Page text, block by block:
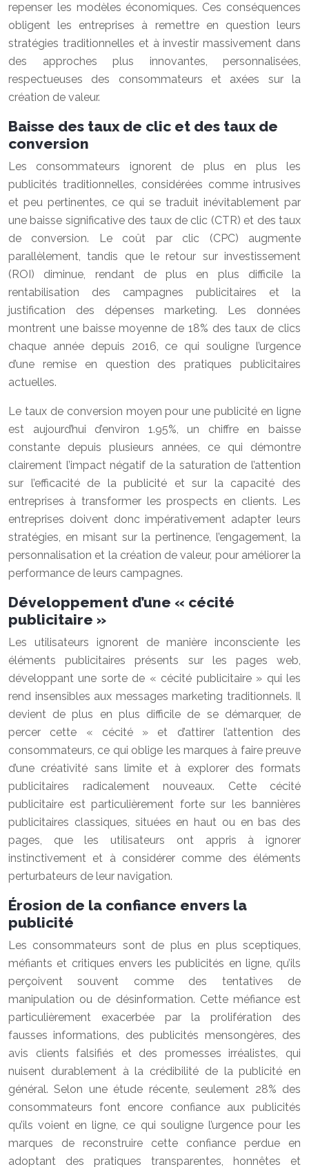
repenser les modèles économiques. Ces conséquences
obligent les entreprises à remettre en question leurs
stratégies traditionnelles et à investir massivement dans
des approches plus innovantes, personnalisées,
respectueuses des consommateurs et axées sur la
création de valeur.
Baisse des taux de clic et des taux de
conversion
Les consommateurs ignorent de plus en plus les
publicités traditionnelles, considérées comme intrusives
et peu pertinentes, ce qui se traduit inévitablement par
une baisse significative des taux de clic (CTR) et des taux
de conversion. Le coût par clic (CPC) augmente
parallèlement, tandis que le retour sur investissement
(ROI) diminue, rendant de plus en plus difficile la
rentabilisation des campagnes publicitaires et la
justification des dépenses marketing. Les données
montrent une baisse moyenne de 18% des taux de clics
chaque année depuis 2016, ce qui souligne l’urgence
d’une remise en question des pratiques publicitaires
actuelles.
Le taux de conversion moyen pour une publicité en ligne
est aujourd’hui d’environ 1.95%, un chiffre en baisse
constante depuis plusieurs années, ce qui démontre
clairement l’impact négatif de la saturation de l’attention
sur l’efficacité de la publicité et sur la capacité des
entreprises à transformer les prospects en clients. Les
entreprises doivent donc impérativement adapter leurs
stratégies, en misant sur la pertinence, l’engagement, la
personnalisation et la création de valeur, pour améliorer la
performance de leurs campagnes.
Développement d’une « cécité
publicitaire »
Les utilisateurs ignorent de manière inconsciente les
éléments publicitaires présents sur les pages web,
développant une sorte de « cécité publicitaire » qui les
rend insensibles aux messages marketing traditionnels. Il
devient de plus en plus difficile de se démarquer, de
percer cette « cécité » et d’attirer l’attention des
consommateurs, ce qui oblige les marques à faire preuve
d’une créativité sans limite et à explorer des formats
publicitaires radicalement nouveaux. Cette cécité
publicitaire est particulièrement forte sur les bannières
publicitaires classiques, situées en haut ou en bas des
pages, que les utilisateurs ont appris à ignorer
instinctivement et à considérer comme des éléments
perturbateurs de leur navigation.
Érosion de la confiance envers la
publicité
Les consommateurs sont de plus en plus sceptiques,
méfiants et critiques envers les publicités en ligne, qu’ils
perçoivent souvent comme des tentatives de
manipulation ou de désinformation. Cette méfiance est
particulièrement exacerbée par la prolifération des
fausses informations, des publicités mensongères, des
avis clients falsifiés et des promesses irréalistes, qui
nuisent durablement à la crédibilité de la publicité en
général. Selon une étude récente, seulement 28% des
consommateurs font encore confiance aux publicités
qu’ils voient en ligne, ce qui souligne l’urgence pour les
marques de reconstruire cette confiance perdue en
adoptant des pratiques transparentes, honnêtes et